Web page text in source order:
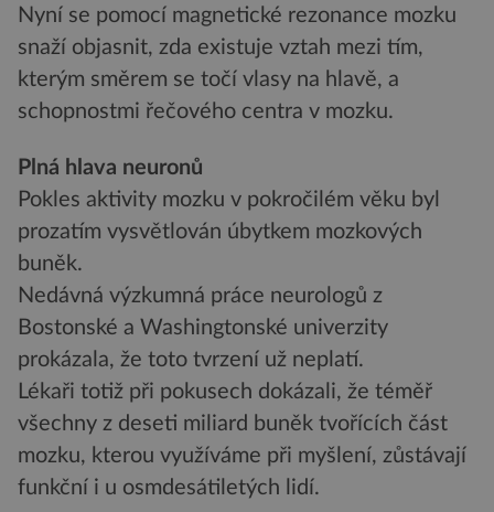
Nyní se pomocí magnetické rezonance mozku
snaží objasnit, zda existuje vztah mezi tím,
kterým směrem se točí vlasy na hlavě, a
schopnostmi řečového centra v mozku.
Plná hlava neuronů
Pokles aktivity mozku v pokročilém věku byl
prozatím vysvětlován úbytkem mozkových
buněk.
Nedávná výzkumná práce neurologů z
Bostonské a Washingtonské univerzity
prokázala, že toto tvrzení už neplatí.
Lékaři totiž při pokusech dokázali, že téměř
všechny z deseti miliard buněk tvořících část
mozku, kterou využíváme při myšlení, zůstávají
funkční i u osmdesátiletých lidí.